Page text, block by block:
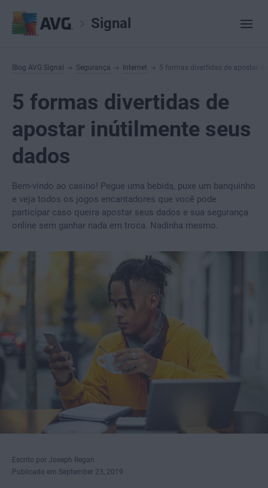
Signal
Blog AVG Signal Segurança Internet 5 formas divertidas de apostar
5 formas divertidas de
apostar inútilmente seus
dados
Bem-vindo ao casino! Pegue uma bebida, puxe um banquinho
e veja todos os jogos encantadores que você pode
participar caso queira apostar seus dados e sua segurança
online sem ganhar nada em troca. Nadinha mesmo.
Escrito por Joseph Regan
Publicado em September 23, 2019